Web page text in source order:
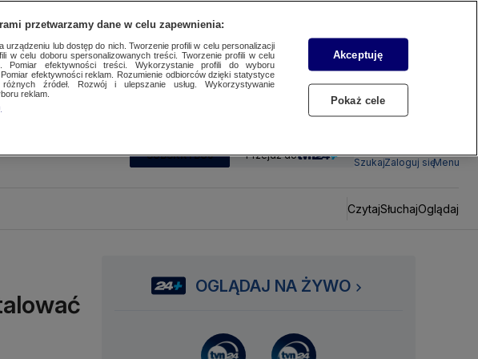
SUBSKRYBUJ Przejdź do
SzukajZaloguj sięMenu
CzytajSłuchajOglądaj
OGLĄDAJ NA ŻYWO
przetwarzamy dane w celu zapewnienia:
urządzeniu lub dostęp do nich. Tworzenie profili w celu personalizacji
w celu doboru spersonalizowanych treści. Tworzenie profili w celu
Pomiar efektywności treści. Wykorzystanie profili do wyboru
efektywności reklam. Rozumienie odbiorców dzięki statystyce
źródeł. Rozwój i ulepszanie usług. Wykorzystywanie
reklam.
Akceptuję
Pokaż cele